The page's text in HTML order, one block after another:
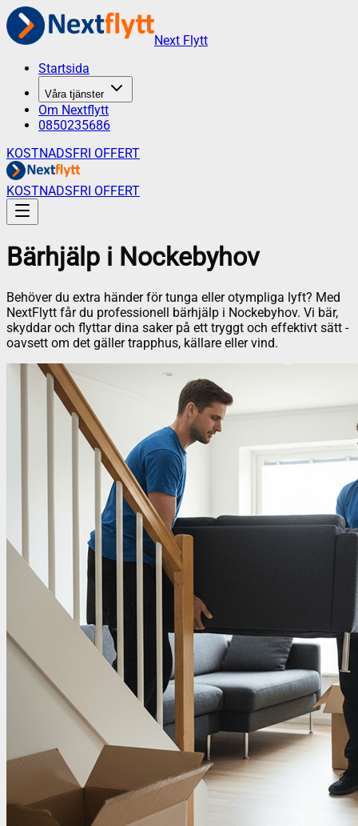
Next Flytt
Startsida
Våra tjänster
Om Nextflytt
0850235686
KOSTNADSFRI OFFERT
KOSTNADSFRI OFFERT
Bärhjälp i Nockebyhov
Behöver du extra händer för tunga eller otympliga lyft? Med
NextFlytt får du professionell bärhjälp i Nockebyhov. Vi bär,
skyddar och flyttar dina saker på ett tryggt och effektivt sätt -
oavsett om det gäller trapphus, källare eller vind.